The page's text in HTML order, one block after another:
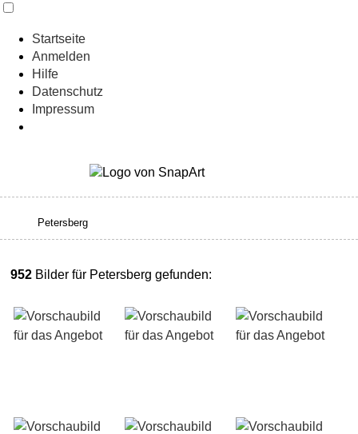
Startseite
Anmelden
Hilfe
Datenschutz
Impressum
952 Bilder für Petersberg gefunden: